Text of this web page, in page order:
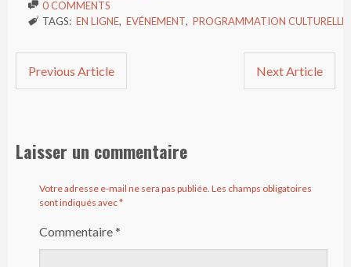
 0 COMMENTS
 TAGS: EN LIGNE, EVÉNEMENT, PROGRAMMATION CULTURELLE
Previous Article Next Article
Laisser un commentaire
Votre adresse e-mail ne sera pas publiée. Les champs obligatoires
sont indiqués avec*
Commentaire*